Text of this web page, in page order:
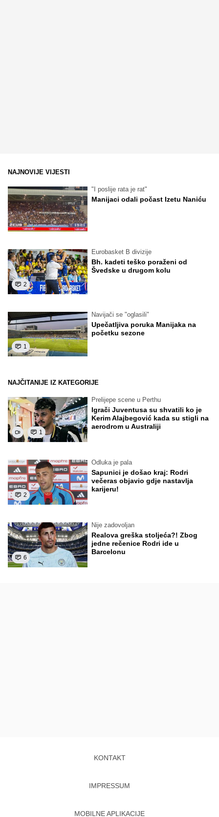
NAJNOVIJE VIJESTI
"I poslije rata je rat"
Manijaci odali počast Izetu Naniću
2
Eurobasket B divizije
Bh. kadeti teško poraženi od
Švedske u drugom kolu
1
Navijači se "oglasili"
Upečatljiva poruka Manijaka na
početku sezone
NAJČITANIJE IZ KATEGORIJE
1
Prelijepe scene u Perthu
Igrači Juventusa su shvatili ko je
Kerim Alajbegović kada su stigli na
aerodrom u Australiji
2
Odluka je pala
Sapunici je došao kraj: Rodri
večeras objavio gdje nastavlja
karijeru!
6
Nije zadovoljan
Realova greška stoljeća?! Zbog
jedne rečenice Rodri ide u
Barcelonu
KONTAKT
IMPRESSUM
MOBILNE APLIKACIJE